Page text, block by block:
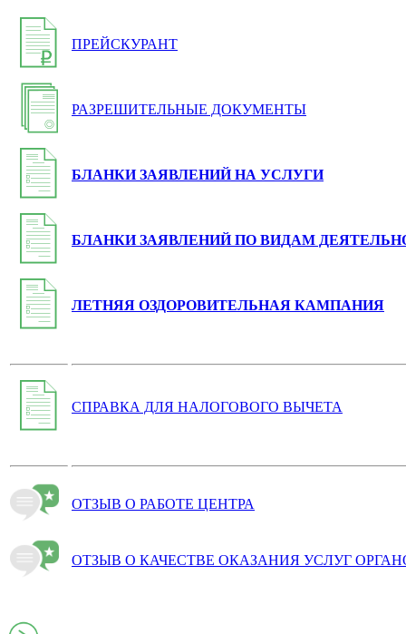
ПРЕЙСКУРАНТ
РАЗРЕШИТЕЛЬНЫЕ ДОКУМЕНТЫ
БЛАНКИ ЗАЯВЛЕНИЙ НА УСЛУГИ
БЛАНКИ ЗАЯВЛЕНИЙ ПО ВИДАМ
ЛЕТНЯЯ ОЗДОРОВИТЕЛЬНАЯ КАМПАНИЯ
СПРАВКА ДЛЯ НАЛОГОВОГО ВЫЧЕТА
ОТЗЫВ О РАБОТЕ ЦЕНТРА
ОТЗЫВ О КАЧЕСТВЕ ОКАЗАНИЯ УСЛУГ